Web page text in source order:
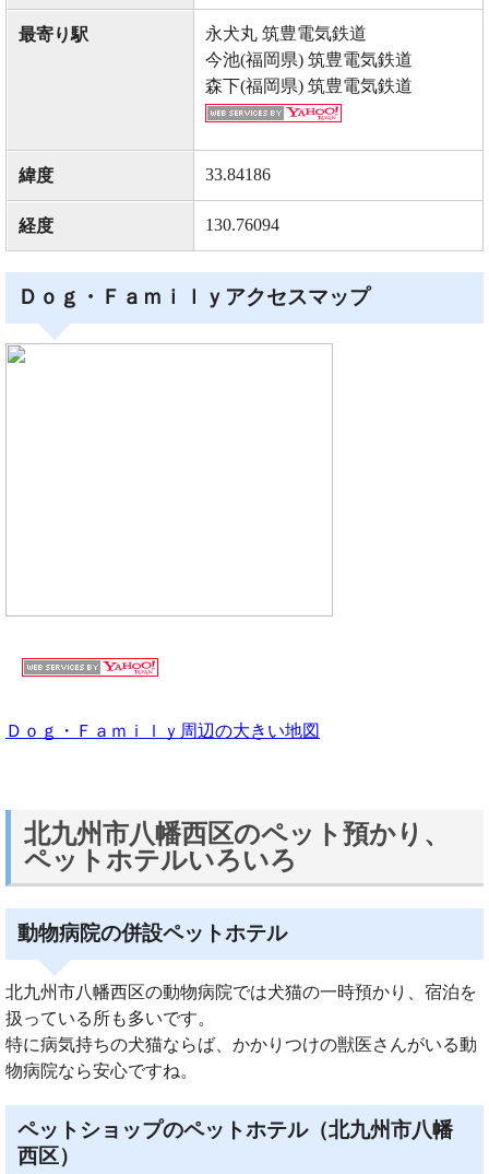
最寄り駅
永犬丸 筑豊電気鉄道
今池(福岡県) 筑豊電気鉄道
森下(福岡県) 筑豊電気鉄道
緯度 33.84186
経度 130.76094
Ｄｏｇ・Ｆａｍｉｌｙアクセスマップ
Ｄｏｇ・Ｆａｍｉｌｙ周辺の大きい地図
北九州市八幡西区のペット預かり、
ペットホテルいろいろ
動物病院の併設ペットホテル
北九州市八幡西区の動物病院では犬猫の一時預かり、宿泊を
扱っている所も多いです。
特に病気持ちの犬猫ならば、かかりつけの獣医さんがいる動
物病院なら安心ですね。
ペットショップのペットホテル（北九州市八幡
西区）